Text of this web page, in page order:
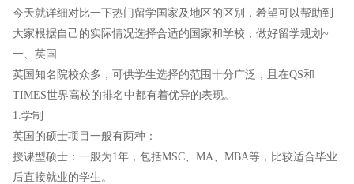
今天就详细对比一下热门留学国家及地区的区别，希望可以帮助到
大家根据自己的实际情况选择合适的国家和学校，做好留学规划~
一、英国
英国知名院校众多，可供学生选择的范围十分广泛，且在QS和
TIMES世界高校的排名中都有着优异的表现。
1.学制
英国的硕士项目一般有两种：
授课型硕士：一般为1年，包括MSC、MA、MBA等，比较适合毕业
后直接就业的学生。